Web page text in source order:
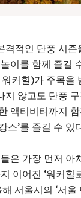
격적인 단풍 시즌
이를 함께 즐길
커힐)가 주목을
지 않고도 단풍
액티비티까지
스’를 즐길 수 있
은 가장 먼저 아
이어진 ‘워커힐
서울시의 ‘서울